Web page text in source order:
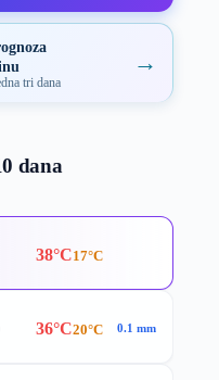
tri dana
→
dana
38°C17°C
36°C20°C 0.1 mm